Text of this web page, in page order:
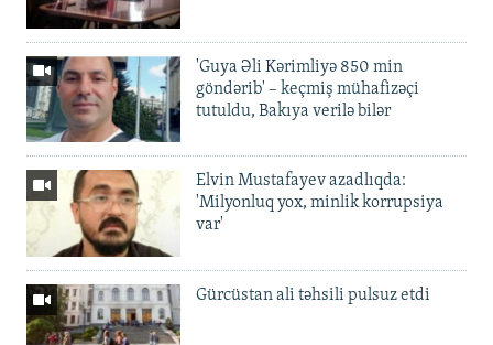
'Guya Əli Kərimliyə 850 min
göndərib' – keçmiş mühafizəçi
tutuldu, Bakıya verilə bilər
Elvin Mustafayev azadlıqda:
'Milyonluq yox, minlik korrupsiya
var'
Gürcüstan ali təhsili pulsuz etdi